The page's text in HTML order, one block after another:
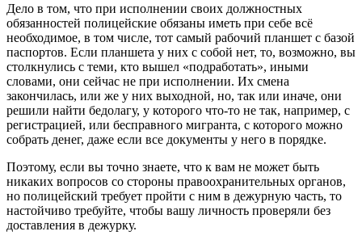
Дело в том, что при исполнении своих должностных
обязанностей полицейские обязаны иметь при себе всё
необходимое, в том числе, тот самый рабочий планшет с базой
паспортов. Если планшета у них с собой нет, то, возможно, вы
столкнулись с теми, кто вышел «подработать», иными
словами, они сейчас не при исполнении. Их смена
закончилась, или же у них выходной, но, так или иначе, они
решили найти бедолагу, у которого что-то не так, например, с
регистрацией, или бесправного мигранта, с которого можно
собрать денег, даже если все документы у него в порядке.
Поэтому, если вы точно знаете, что к вам не может быть
никаких вопросов со стороны правоохранительных органов,
но полицейский требует пройти с ним в дежурную часть, то
настойчиво требуйте, чтобы вашу личность проверяли без
доставления в дежурку.